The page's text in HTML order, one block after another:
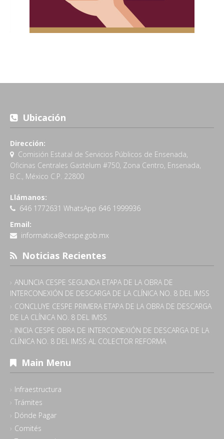
Ubicación
Dirección:
Comisión Estatal de Servicios Públicos de Ensenada,
Oficinas Centrales Gastelum #750, Zona Centro, Ensenada,
B.C., México C.P. 22800
Llámanos:
646 1772631 WhatsApp 646 1999936
Email:
informatica@cespe.gob.mx
Noticias Recientes
ANUNCIA CESPE SEGUNDA ETAPA DE LA OBRA DE
INTERCONEXIÓN DE DESCARGA DE LA CLÍNICA NO. 8 DEL IMSS
CONCLUYE CESPE PRIMERA ETAPA DE LA OBRA DE DESCARGA
DE LA CLÍNICA NO. 8 DEL IMSS
INICIA CESPE OBRA DE INTERCONEXIÓN DE DESCARGA DE LA
CLÍNICA NO. 8 DEL IMSS AL COLECTOR REFORMA
Main Menu
Infraestructura
Trámites
Dónde Pagar
Comités